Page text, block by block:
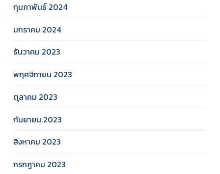
กุมภาพันธ์ 2024
มกราคม 2024
ธันวาคม 2023
พฤศจิกายน 2023
ตุลาคม 2023
กันยายน 2023
สิงหาคม 2023
กรกฎาคม 2023